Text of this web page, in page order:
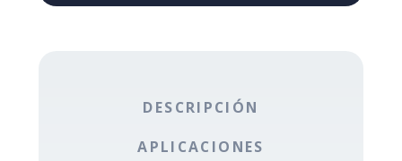
DESCRIPCIÓN
APLICACIONES